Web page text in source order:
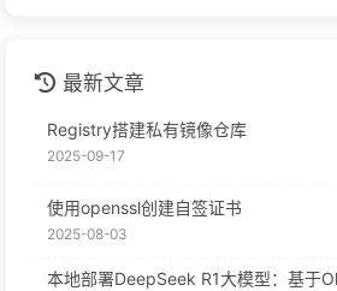
最新文章
Registry搭建私有镜像仓库
2025-09-17
使用openssl创建自签证书
2025-08-03
本地部署DeepSeek R1大模型：基于